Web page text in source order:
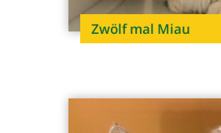
Zwölf mal Miau